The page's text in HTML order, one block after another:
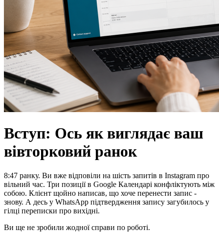
Вступ: Ось як виглядає ваш
вівторковий ранок
8:47 ранку. Ви вже відповіли на шість запитів в Instagram про
вільний час. Три позиції в Google Календарі конфліктують між
собою. Клієнт щойно написав, що хоче перенести запис -
знову. А десь у WhatsApp підтвердження запису загубилось у
гілці переписки про вихідні.
Ви ще не зробили жодної справи по роботі.